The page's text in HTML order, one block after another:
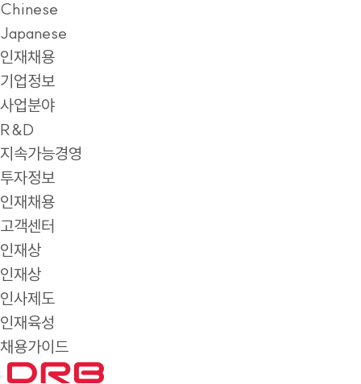
Chinese
Japanese
인재채용
기업정보
사업분야
R&D
지속가능경영
투자정보
인재채용
고객센터
인재상
인재상
인사제도
인재육성
채용가이드